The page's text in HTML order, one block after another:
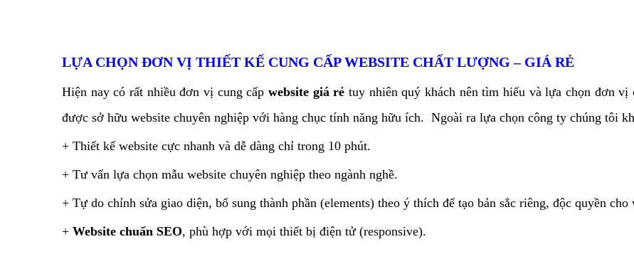
LỰA CHỌN ĐƠN VỊ THIẾT KẾ CUNG CẤP WEBSITE CHẤT LƯỢNG – GIÁ RẺ
Hiện nay có rất nhiều đơn vị cung cấp website giá rẻ tuy nhiên quý khách nên tìm hiểu và lựa chọn đơn
được sở hữu website chuyên nghiệp với hàng chục tính năng hữu ích. Ngoài ra lựa chọn công ty chúng tôi
+ Thiết kế website cực nhanh và dễ dàng chỉ trong 10 phút.
+ Tư vấn lựa chọn mẫu website chuyên nghiệp theo ngành nghề.
+ Tự do chỉnh sửa giao diện, bổ sung thành phần (elements) theo ý thích để tạo bản sắc riêng, độc quyền cho
+ Website chuẩn SEO, phù hợp với mọi thiết bị điện tử (responsive).